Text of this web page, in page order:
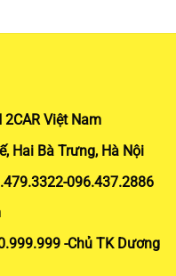
Việt Nam
Hai Bà Trưng, Hà Nội
096.437.2886
-Chủ TK Dương